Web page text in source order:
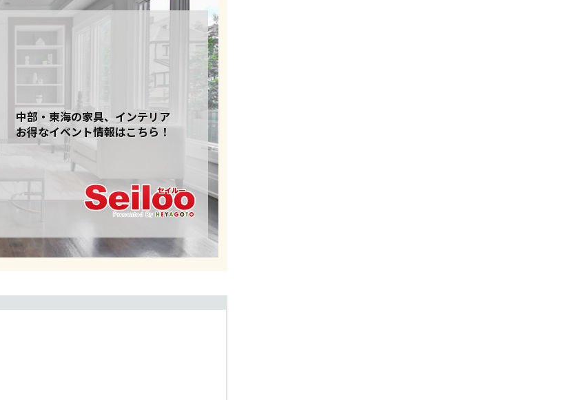
中部・東海の家具、インテリア
お得なイベント情報はこちら！